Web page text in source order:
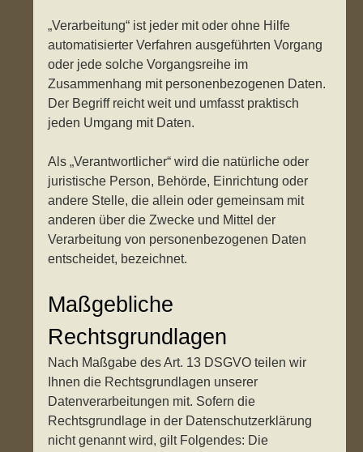
„Verarbeitung“ ist jeder mit oder ohne Hilfe
automatisierter Verfahren ausgeführten Vorgang
oder jede solche Vorgangsreihe im
Zusammenhang mit personenbezogenen Daten.
Der Begriff reicht weit und umfasst praktisch
jeden Umgang mit Daten.
Als „Verantwortlicher“ wird die natürliche oder
juristische Person, Behörde, Einrichtung oder
andere Stelle, die allein oder gemeinsam mit
anderen über die Zwecke und Mittel der
Verarbeitung von personenbezogenen Daten
entscheidet, bezeichnet.
Maßgebliche
Rechtsgrundlagen
Nach Maßgabe des Art. 13 DSGVO teilen wir
Ihnen die Rechtsgrundlagen unserer
Datenverarbeitungen mit. Sofern die
Rechtsgrundlage in der Datenschutzerklärung
nicht genannt wird, gilt Folgendes: Die